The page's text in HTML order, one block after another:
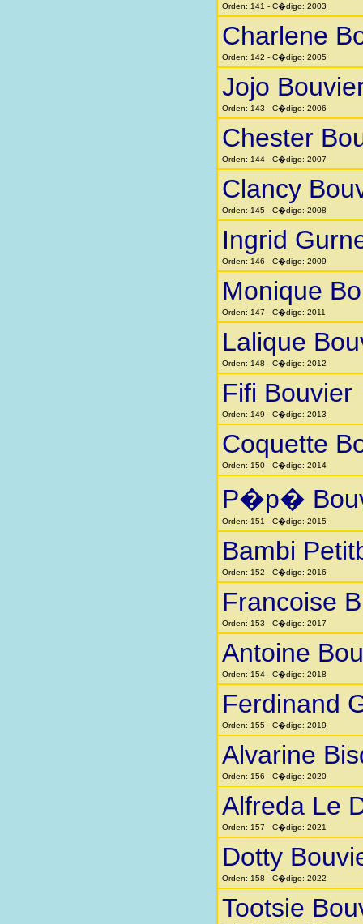
Orden: 141 - C�digo: 2003
Charlene
Orden: 142 - C�digo: 2005
Jojo
Orden: 143 - C�digo: 2006
Chester
Orden: 144 - C�digo: 2007
Clancy
Orden: 145 - C�digo: 2008
Ingrid
Orden: 146 - C�digo: 2009
Monique
Orden: 147 - C�digo: 2011
Lalique
Orden: 148 - C�digo: 2012
Fifi Bouvier
Orden: 149 - C�digo: 2013
Coquette
Orden: 150 - C�digo: 2014
P�p�
Orden: 151 - C�digo: 2015
Bambi
Orden: 152 - C�digo: 2016
Francoise
Orden: 153 - C�digo: 2017
Antoine
Orden: 154 - C�digo: 2018
Ferdinand
Orden: 155 - C�digo: 2019
Alvarine
Orden: 156 - C�digo: 2020
Alfreda Le
Orden: 157 - C�digo: 2021
Dotty
Orden: 158 - C�digo: 2022
Tootsie